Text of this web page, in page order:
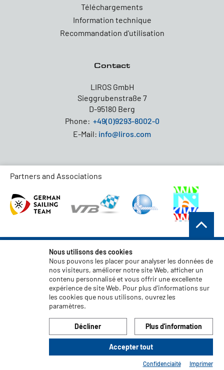
Téléchargements
Information technique
Recommandation d'utilisation
Contact
LIROS GmbH
Sieggrubenstraße 7
D-95180 Berg
Phone: +49(0)9293-8002-0
E-Mail: info@liros.com
Partners and Associations
Conditions générales de vente
Protection des données
Clause de non-responsabilité
Mentions légales
Code of Conduct
© 2026 LIROS GmbH
Nous utilisons des cookies
Nous pouvons les placer pour analyser les données de
nos visiteurs, améliorer notre site Web, afficher un
contenu personnalisé et vous offrir une excellente
expérience de site Web. Pour plus d'informations sur
les cookies que nous utilisons, ouvrez les
paramètres.
Décliner
Accepter tout
Plus d'information
Confidenciaité Imprimer